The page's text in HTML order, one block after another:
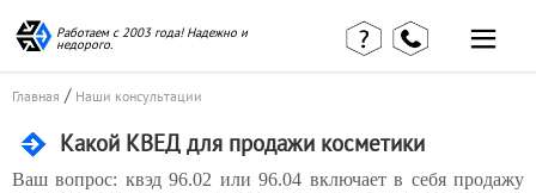
Работаем с 2003 года! Надежно и
недорого.
Главная / Наши консультации
Какой КВЕД для продажи косметики
Ваш вопрос: квэд 96.02 или 96.04 включает в себя продажу
Главная
страница
Отзывы
клиентов
Контакты
Наши статьи
КВЭД в
консультации